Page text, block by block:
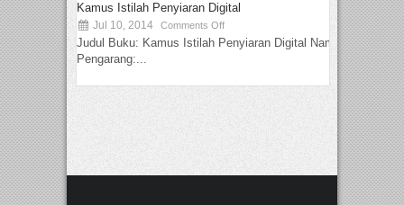
Kamus Istilah Penyiaran Digital
Jul 10, 2014 Comments Off
Judul Buku: Kamus Istilah Penyiaran Digital Nama
Pengarang:...